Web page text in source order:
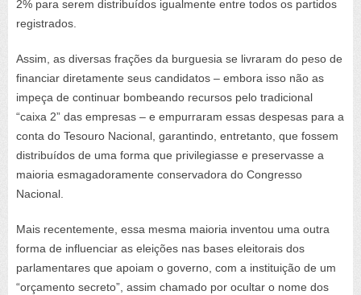
2% para serem distribuídos igualmente entre todos os partidos
registrados.
Assim, as diversas frações da burguesia se livraram do peso de
financiar diretamente seus candidatos – embora isso não as
impeça de continuar bombeando recursos pelo tradicional
“caixa 2” das empresas – e empurraram essas despesas para a
conta do Tesouro Nacional, garantindo, entretanto, que fossem
distribuídos de uma forma que privilegiasse e preservasse a
maioria esmagadoramente conservadora do Congresso
Nacional.
Mais recentemente, essa mesma maioria inventou uma outra
forma de influenciar as eleições nas bases eleitorais dos
parlamentares que apoiam o governo, com a instituição de um
“orçamento secreto”, assim chamado por ocultar o nome dos